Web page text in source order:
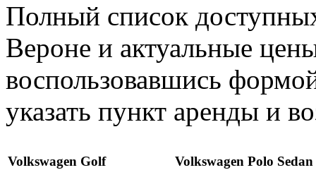
Полный список
Вероне и актуальные
воспользовавшись
указать пункт аренды и
Volkswagen Golf
Volkswagen Polo Sedan